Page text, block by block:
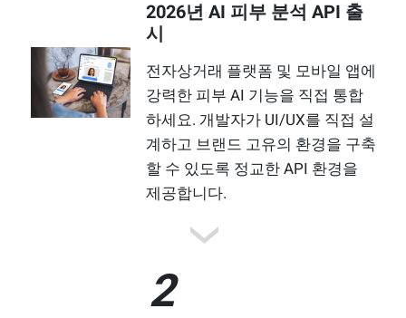
2026년 AI 피부 분석 API 출
시
전자상거래 플랫폼 및 모바일 앱에
강력한 피부 AI 기능을 직접 통합
하세요. 개발자가 UI/UX를 직접 설
계하고 브랜드 고유의 환경을 구축
할 수 있도록 정교한 API 환경을
제공합니다.
2